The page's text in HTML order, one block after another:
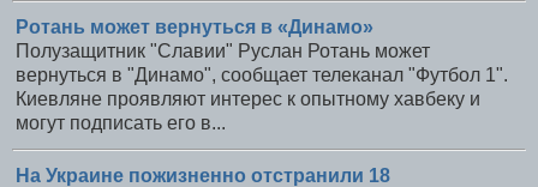
Ротань может вернуться в «Динамо»
Полузащитник "Славии" Руслан Ротань может
вернуться в "Динамо", сообщает телеканал "Футбол 1".
Киевляне проявляют интерес к опытному хавбеку и
могут подписать его в...
На Украине пожизненно отстранили 18